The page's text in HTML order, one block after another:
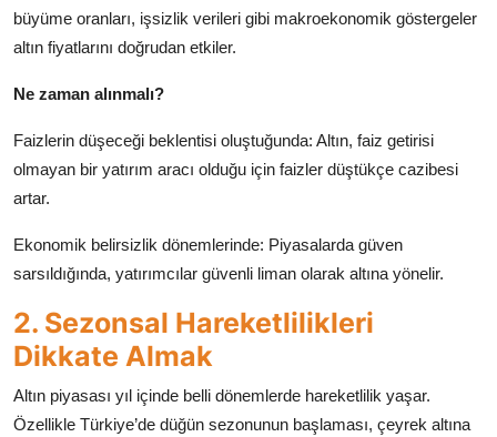
büyüme oranları, işsizlik verileri gibi makroekonomik göstergeler
altın fiyatlarını doğrudan etkiler.
Ne zaman alınmalı?
Faizlerin düşeceği beklentisi oluştuğunda: Altın, faiz getirisi
olmayan bir yatırım aracı olduğu için faizler düştükçe cazibesi
artar.
Ekonomik belirsizlik dönemlerinde: Piyasalarda güven
sarsıldığında, yatırımcılar güvenli liman olarak altına yönelir.
2. Sezonsal Hareketlilikleri
Dikkate Almak
Altın piyasası yıl içinde belli dönemlerde hareketlilik yaşar.
Özellikle Türkiye’de düğün sezonunun başlaması, çeyrek altına